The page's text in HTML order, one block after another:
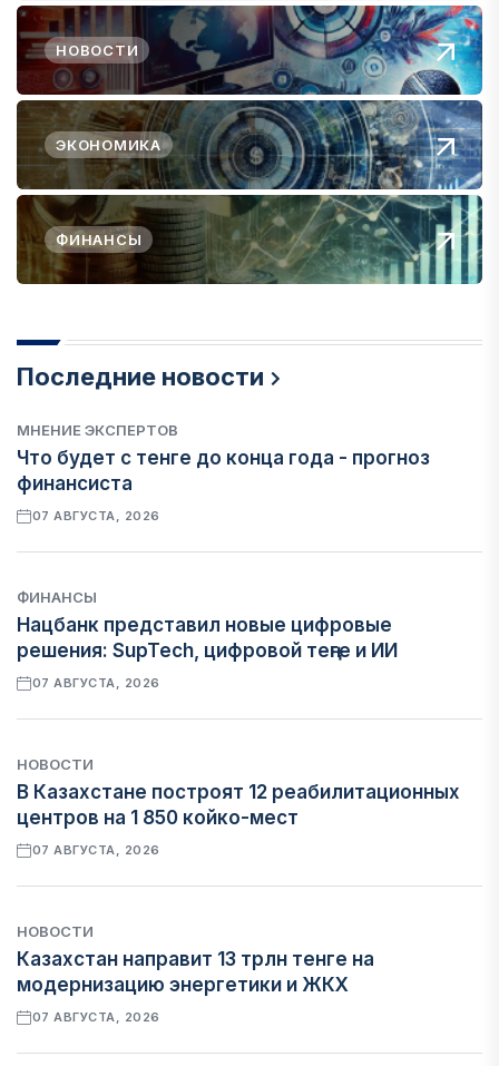
НОВОСТИ
ЭКОНОМИКА
ФИНАНСЫ
Последние новости
МНЕНИЕ ЭКСПЕРТОВ
Что будет с тенге до конца года - прогноз
финансиста
07 АВГУСТА, 2026
ФИНАНСЫ
Нацбанк представил новые цифровые
решения: SupTech, цифровой теңге и ИИ
07 АВГУСТА, 2026
НОВОСТИ
В Казахстане построят 12 реабилитационных
центров на 1 850 койко-мест
07 АВГУСТА, 2026
НОВОСТИ
Казахстан направит 13 трлн тенге на
модернизацию энергетики и ЖКХ
07 АВГУСТА, 2026